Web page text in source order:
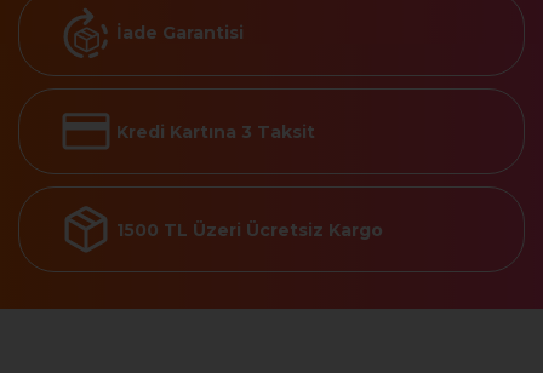
İade Garantisi
Kredi Kartına 3 Taksit
1500 TL Üzeri Ücretsiz Kargo